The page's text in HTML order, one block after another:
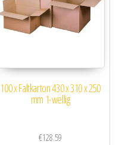
100 x Faltkarton 430 x 310 x 250
mm 1-wellig
€128.59